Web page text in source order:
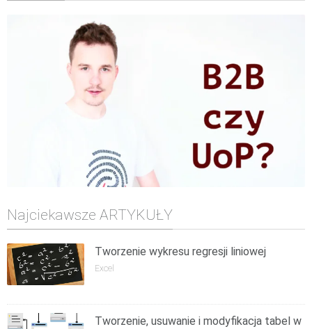
Najciekawsze ARTYKUŁY
Tworzenie wykresu regresji liniowej
Excel
Tworzenie, usuwanie i modyfikacja tabel w